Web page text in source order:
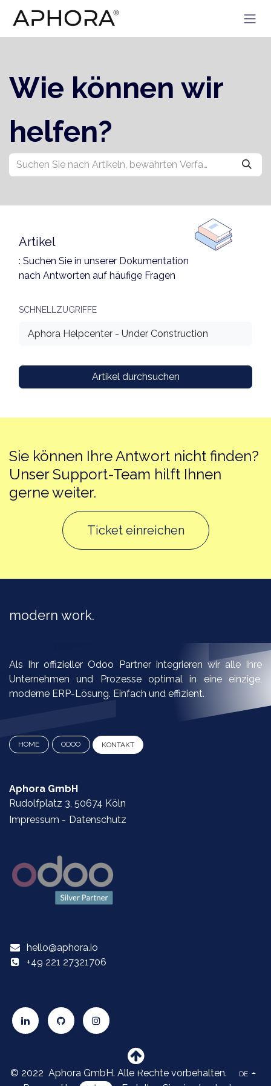
Wie können wir
helfen?
Artikel
: Suchen Sie in unserer Dokumentation
nach Antworten auf häufige Fragen
SCHNELLZUGRIFFE
Aphora Helpcenter - Under Construction
Artikel durchsuchen
Sie können Ihre Antwort nicht finden?
Unser Support-Team hilft Ihnen
gerne weiter.
Ticket einreichen
modern work.​
Als Ihr offizieller Odoo Partner integrieren wir alle Ihre
Unternehmen und Prozesse optimal in eine einzige,
moderne ERP-Lösung. Einfach und effizient.
HOME ODOO KONTAKT​​​​​​​​​​​​
Aphora GmbH
Rudolfplatz 3, 50674 Köln
Impressum - Datenschutz
hello@aphora.io
+49 221 27321706
© 2022 Aphora GmbH. Alle Rechte vorbehalten. DE